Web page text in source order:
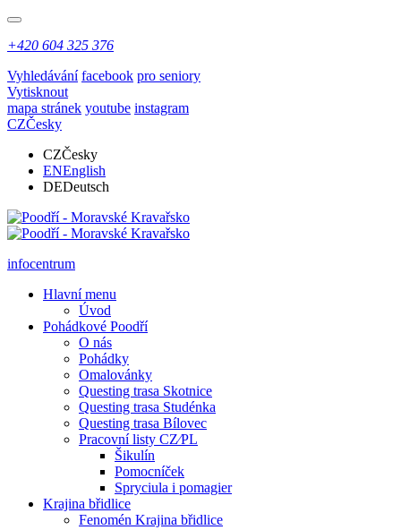
+420 604 325 376
Vyhledávání facebook pro seniory
Vytisknout
mapa stránek youtube instagram
CZČesky
CZČesky
ENEnglish
DEDeutsch
infocentrum
Hlavní menu
Úvod
Pohádkové Poodří
O nás
Pohádky
Omalovánky
Questing trasa Skotnice
Questing trasa Studénka
Questing trasa Bílovec
Pracovní listy CZ⁄PL
Šikulín
Pomocníček
Spryciula i pomagier
Krajina břidlice
Fenomén Krajina břidlice